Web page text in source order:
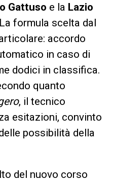
Gattuso e la Lazio
formula scelta dal
accordo
in caso di
dodici in classifica.
quanto
, il tecnico
esitazioni, convinto
possibilità della
del nuovo corso